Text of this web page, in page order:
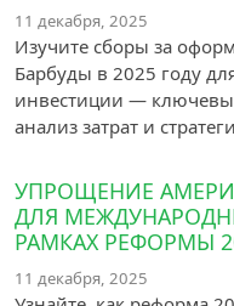
11 декабря, 2025
Изучите сборы за
Барбуды в 2025 году
инвестиции —
анализ затрат и
УПРОЩЕНИЕ
ДЛЯ
РАМКАХ РЕФОРМЫ
11 декабря, 2025